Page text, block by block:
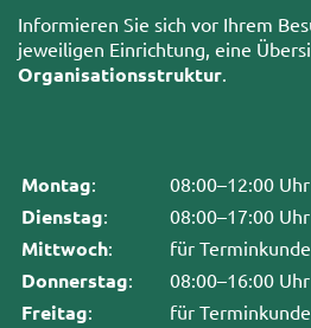
Informieren Sie sich vor Ihrem
jeweiligen Einrichtung, eine
Organisationsstruktur
Montag: 08:00–12:00 Uhr
Dienstag: 08:00–17:00 Uhr
Mittwoch: für
Donnerstag: 08:00–16:00 Uhr
Freitag: für